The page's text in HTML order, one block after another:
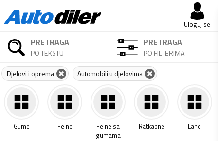
Uloguj se
PRETRAGA
PO TEKSTU
PRETRAGA
PO FILTERIMA
Djelovi i oprema Automobili u djelovima
Gume Felne
Felne sa
gumama
Ratkapne Lanci